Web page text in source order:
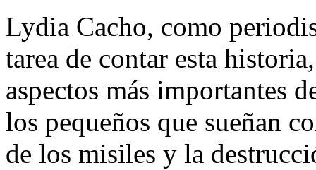
Lydia Cacho, como
tarea de contar esta
aspectos más importantes
los pequeños que sueñan
de los misiles y la